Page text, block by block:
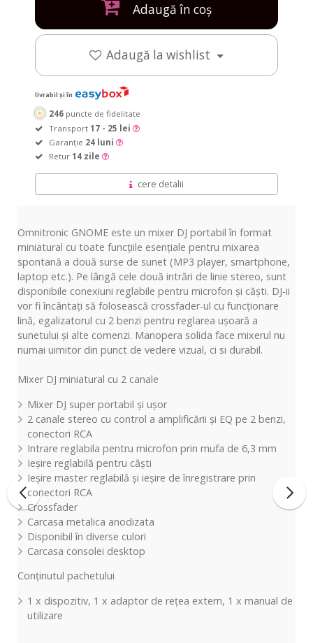
Adaugă în coș
Adaugă la wishlist
livrabil și în
246 puncte de fidelitate
Transport 17 - 25 lei
Garanție 24 luni
Retur 14 zile
cere detalii
Omnitronic GNOME este un mixer DJ portabil în format
miniatural cu toate funcțiile esențiale pentru mixarea
spontană a două surse de sunet (MP3 player, smartphone,
laptop etc.). Pe lângă cele două intrări de linie stereo, sunt
disponibile conexiuni reglabile pentru microfon și căști. DJ-ii
vor fi încântați să folosească crossfader-ul cu funcționare
lină, egalizatorul cu 2 benzi pentru reglarea ușoară a
sunetului și alte comenzi. Manopera solida face mixerul nu
numai uimitor din punct de vedere vizual, ci si durabil.
Mixer DJ miniatural cu 2 canale
Mixer DJ super portabil și ușor
2 canale stereo cu control a amplificării și EQ pe 2 benzi,
conectori RCA
Intrare reglabila pentru microfon prin mufa de 6,3 mm
Ieșire reglabilă pentru căști
Ieșire master reglabilă și ieșire de înregistrare prin
conectori RCA
Crossfader
Carcasa metalica anodizata
Disponibil în diverse culori
Carcasa consolei desktop
Conținutul pachetului
1 x dispozitiv, 1 x adaptor de rețea extern, 1 x manual de
utilizare